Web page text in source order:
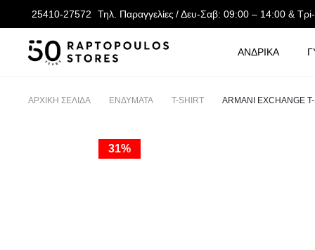
25410-27572 Τηλ. Παραγγελίες / Δευ-Σαβ: 09:00 – 14:00 &
ΑΝΔΡΙΚΑ
ΑΡΧΙΚΉ ΣΕΛΊΔΑ ΕΝΔΥΜΑΤΑ T-SHIRT ARMANI EXCHANGE
31%